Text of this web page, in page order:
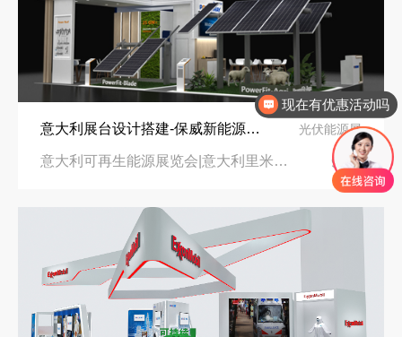
意大利展台设计搭建-保威新能源在意大利里米尼会展中心推出最新产品-中励展览设计策划公司 光伏能源展
意大利可再生能源展览会|意大利里米尼会展中心 96㎡
现在有优惠活动吗